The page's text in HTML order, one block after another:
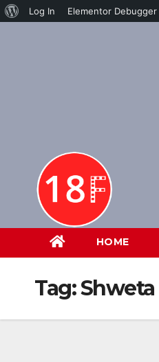
About
Log In Elementor Debugger
HOME
Tag:Shweta